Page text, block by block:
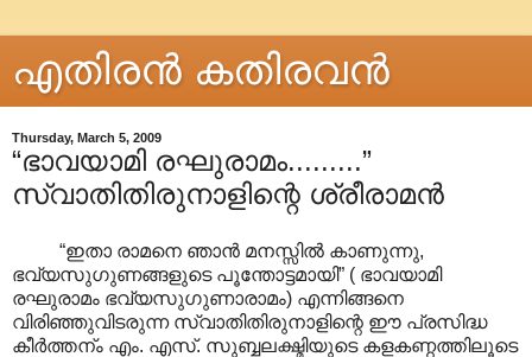
എതിരന്‍ കതിരവന്‍
Thursday, March 5, 2009
“ഭാവയാമി രഘുരാമം.........”
സ്വാതിതിരുനാളിന്റെ ശ്രീരാമന്‍
“ഇതാ രാമനെ ഞാന്‍ മനസ്സില്‍ കാണുന്നു,
ഭവ്യസുഗുണങ്ങളുടെ പൂന്തോട്ടമായി” ( ഭാവയാമി
രഘുരാമം ഭവ്യസുഗുണാരാമം) എന്നിങ്ങനെ
വിരിഞ്ഞുവിടരുന്ന സ്വാതിതിരുനാളിന്റെ ഈ പ്രസിദ്ധ
കീര്‍ത്തന്ം എം. എസ്. സുബ്ബലക്ഷ്മിയുടെ കളകണ്ഠത്തിലൂടെ